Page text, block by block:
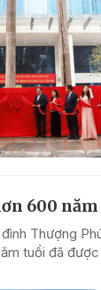
600
Thượng
tuổi đã